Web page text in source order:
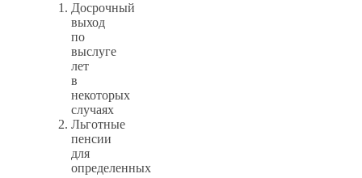
Досрочный
выход
по
выслуге
лет
в
некоторых
случаях
Льготные
пенсии
для
определенных